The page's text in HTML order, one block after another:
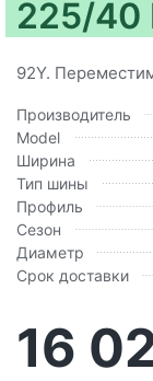
225/40
92Y.
Производитель
Model
Ширина
Тип шины
Профиль
Сезон
Диаметр
Срок доставки
16